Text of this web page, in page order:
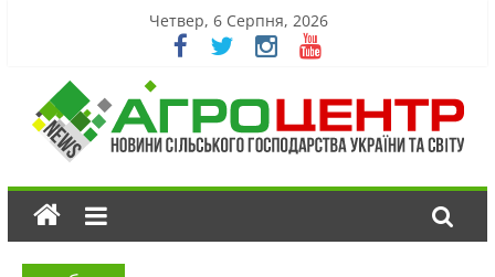
Четвер, 6 Серпня, 2026